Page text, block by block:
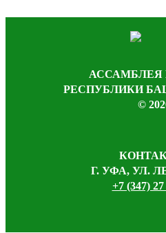
АССАМБЛЕЯ
РЕСПУБЛИКИ
©
Г. УФА, УЛ.
+7 (347) 27